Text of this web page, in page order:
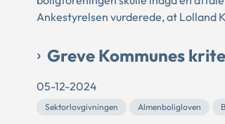
Ankestyrelsen vurderede, at Lolland
Greve Kommunes
05-12-2024
Sektorlovgivningen Almenboligloven